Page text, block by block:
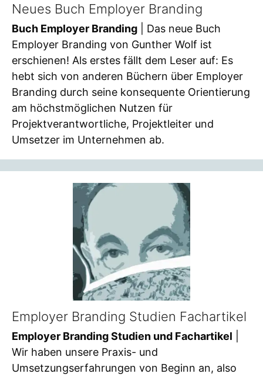
Neues Buch Employer Branding
Buch Employer Branding | Das neue Buch
Employer Branding von Gunther Wolf ist
erschienen! Als erstes fällt dem Leser auf: Es
hebt sich von anderen Büchern über Employer
Branding durch seine konsequente Orientierung
am höchstmöglichen Nutzen für
Projektverantwortliche, Projektleiter und
Umsetzer im Unternehmen ab.
Employer Branding Studien Fachartikel
Employer Branding Studien und Fachartikel
Wir haben unsere Praxis- und
Umsetzungserfahrungen von Beginn an, also